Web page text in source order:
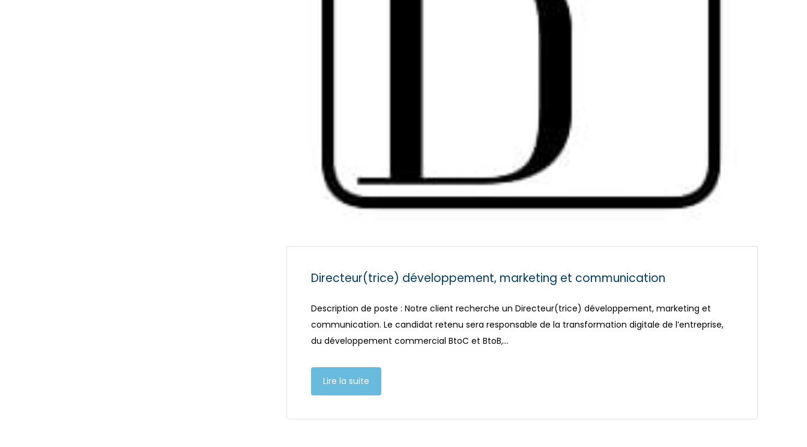
Directeur(trice) développement, marketing et communication
Description de poste : Notre client recherche un Directeur(trice) développement, marketing et
communication. Le candidat retenu sera responsable de la transformation digitale de l’entreprise,
du développement commercial BtoC et BtoB,…
Lire la suite